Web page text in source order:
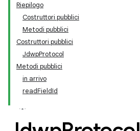
Riepilogo
Costruttori pubblici
Metodi pubblici
Costruttori pubblici
JdwpProtocol
Metodi pubblici
in arrivo
readFieldId